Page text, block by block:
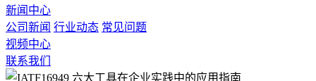
新闻中心
公司新闻 行业动态 常见问题
视频中心
联系我们